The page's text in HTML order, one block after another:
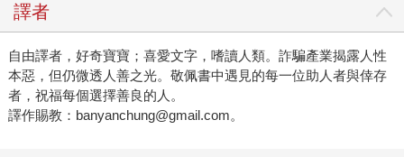
譯者
自由譯者，好奇寶寶；喜愛文字，嗜讀人類。詐騙產業揭露人性
本惡，但仍微透人善之光。敬佩書中遇見的每一位助人者與倖存
者，祝福每個選擇善良的人。
譯作賜教：banyanchung@gmail.com。